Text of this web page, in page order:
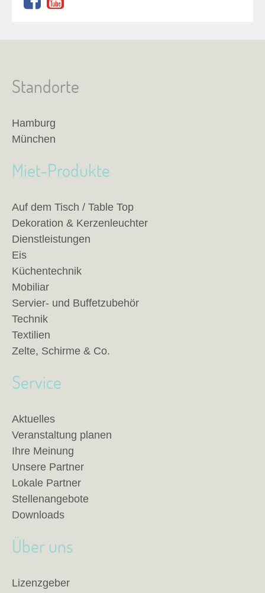
Standorte
Hamburg
München
Miet-Produkte
Auf dem Tisch / Table Top
Dekoration & Kerzenleuchter
Dienstleistungen
Eis
Küchentechnik
Mobiliar
Servier- und Buffetzubehör
Technik
Textilien
Zelte, Schirme & Co.
Service
Aktuelles
Veranstaltung planen
Ihre Meinung
Unsere Partner
Lokale Partner
Stellenangebote
Downloads
Über uns
Lizenzgeber